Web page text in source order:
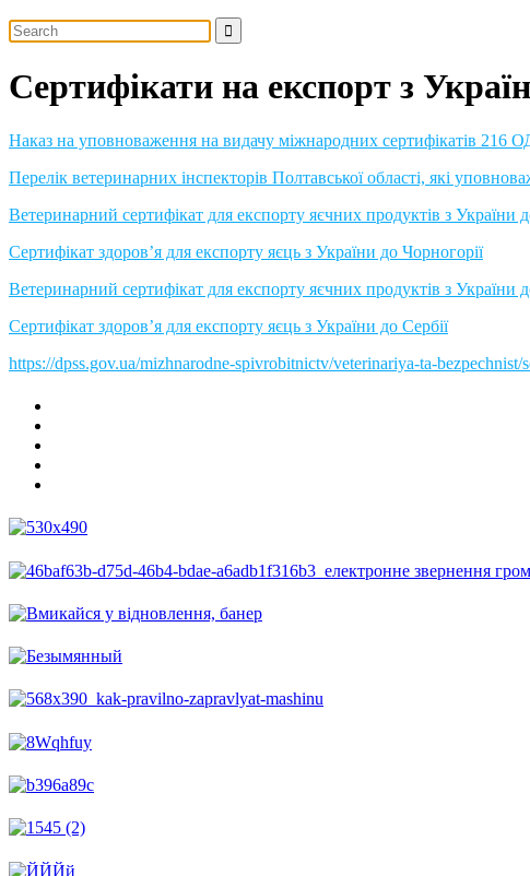
Сертифікати на експорт з
Наказ на уповноваження на видачу міжнародних сертифікатів 216
Перелік ветеринарних інспекторів Полтавської області, які
Ветеринарний сертифікат для експорту яєчних продуктів з України
Сертифікат здоров’я для експорту яєць з України до Чорногорії
Ветеринарний сертифікат для експорту яєчних продуктів з України
Сертифікат здоров’я для експорту яєць з України до Сербії
https://dpss.gov.ua/mizhnarodne-spivrobitnictv/veterinariya-ta-